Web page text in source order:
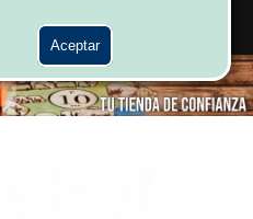
Wargames
Aceptar